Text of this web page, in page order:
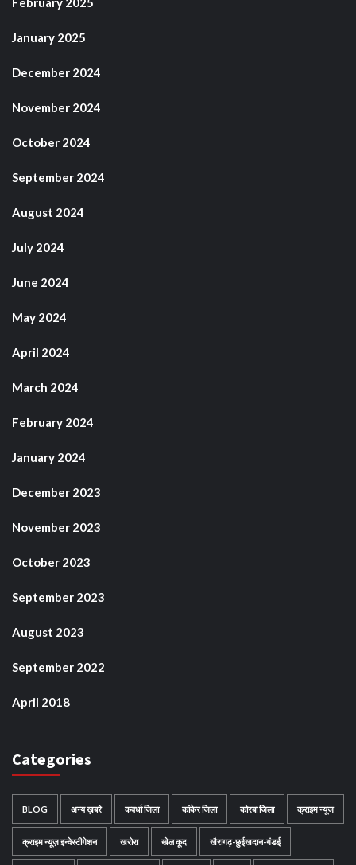
January 2025
December 2024
November 2024
October 2024
September 2024
August 2024
July 2024
June 2024
May 2024
April 2024
March 2024
February 2024
January 2024
December 2023
November 2023
October 2023
September 2023
August 2023
September 2022
April 2018
Categories
BLOG अन्य ख़बरे कवर्धा जिला कांकेर जिला कोरबा जिला क्राइम न्यूज
क्राइम न्यूज़ इन्वेस्टीगेशन खरोरा खेल कूद खैरागढ़-छुईखदान-गंडई